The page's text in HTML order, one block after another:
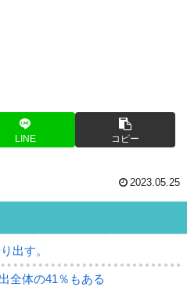
LINE コピー
2023.05.25
出す。
全体の41％もある